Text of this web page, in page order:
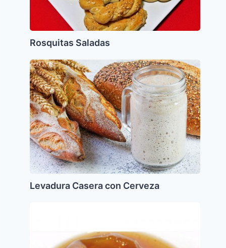
Rosquitas Saladas
Levadura
Casera
con
Cerveza
Levadura Casera con Cerveza